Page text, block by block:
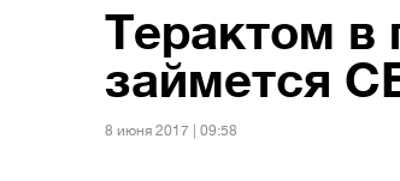
Терактом
займется
8 июня 2017 | 09:58